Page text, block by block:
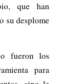
que han
su desplome
fueron los
para